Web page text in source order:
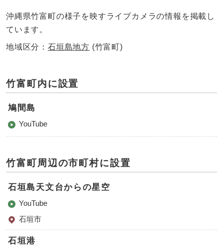
沖縄県竹富町の様子を映すライブカメラの情報を掲載し
ています。
地域区分： 石垣島地方 (竹富町)
竹富町内に設置
鳩間島
YouTube
竹富町周辺の市町村に設置
石垣島天文台からの星空
YouTube
石垣市
石垣港